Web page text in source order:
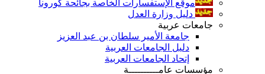
موقع الإستفسارات الخاصة بجائحة كورونا
دليل وزارة العدل
جامعات عربية
جامعة الأمير سلطان بن عبد العزيز
دليل الجامعات العربية
إتحاد الجامعات العربية
مؤسسات عامــــــــــة